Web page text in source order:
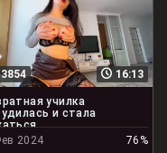
16:13
училка
и стала
2024
76%